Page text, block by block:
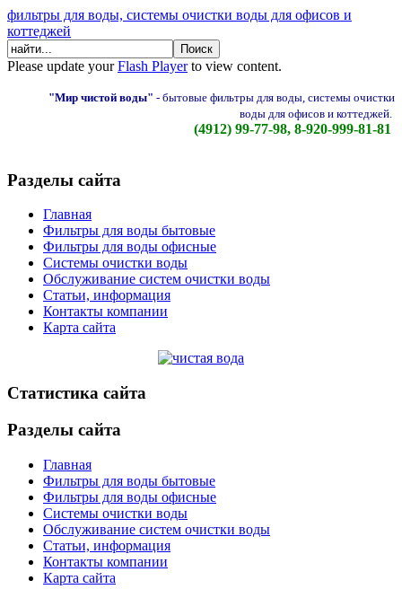
фильтры для воды, системы очистки воды для офисов и
коттеджей
Please update yourFlash Playerto view content.
"Мир чистой воды" - бытовые фильтры для воды, системы очистки
воды для офисов и коттеджей.
(4912) 99-77-98, 8-920-999-81-81
Разделы сайта
Главная
Фильтры для воды бытовые
Фильтры для воды офисные
Системы очистки воды
Обслуживание систем очистки воды
Статьи, информация
Контакты компании
Карта сайта
Статистика сайта
Разделы сайта
Главная
Фильтры для воды бытовые
Фильтры для воды офисные
Системы очистки воды
Обслуживание систем очистки воды
Статьи, информация
Контакты компании
Карта сайта